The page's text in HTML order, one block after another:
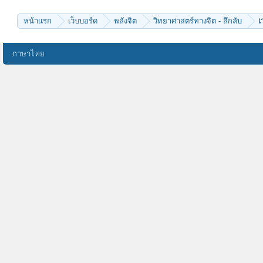
หน้าแรก เว็บบอร์ด พลังจิต วิทยาศาสตร์ทางจิต - ลึกลับ
ภาษาไทย